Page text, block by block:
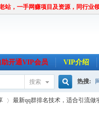
站，一手网赚项目及资源，同行业
助开通VIP会员 VIP介绍
搜索
搜
热搜:
最新qq群排名技术，适合引流做